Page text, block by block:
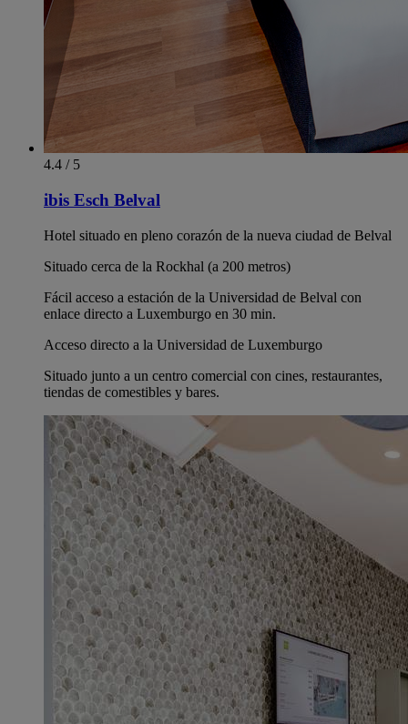
4.4 / 5
ibis Esch Belval
Hotel situado en pleno corazón de la nueva ciudad de Belval
Situado cerca de la Rockhal (a 200 metros)
Fácil acceso a estación de la Universidad de Belval con
enlace directo a Luxemburgo en 30 min.
Acceso directo a la Universidad de Luxemburgo
Situado junto a un centro comercial con cines, restaurantes,
tiendas de comestibles y bares.